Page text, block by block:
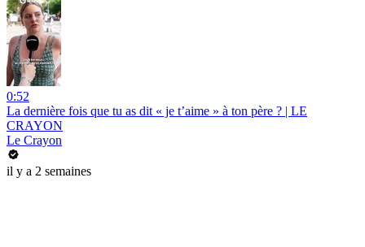
0:52
La dernière fois que tu as dit « je t’aime » à ton père ? | LE
CRAYON
Le Crayon
il y a 2 semaines